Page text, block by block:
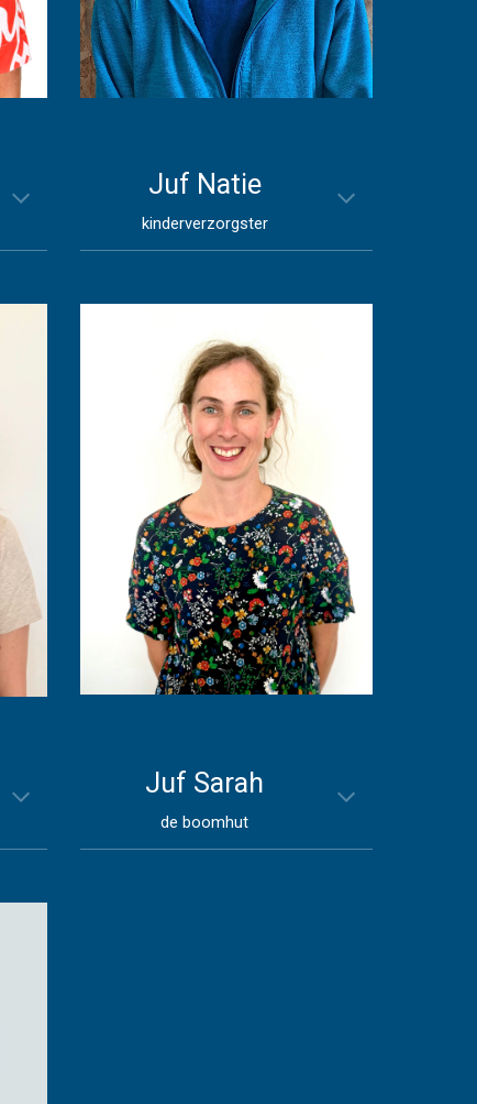
Juf Natie
kinderverzorgster
Juf Sarah
de boomhut